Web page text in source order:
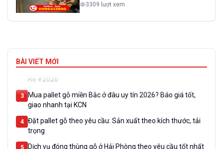
3309 lượt xem
BÀI VIẾT MỚI
8/2026
2
Dịch Vụ Bốc Xếp Hàng Hóa Tại Hà Nội Chuyên Nghiệp Giá
Rẻ #2026
3
Mua pallet gỗ miền Bắc ở đâu uy tín 2026? Báo giá tốt,
giao nhanh tại KCN
4
Đặt pallet gỗ theo yêu cầu: Sản xuất theo kích thước, tải
trọng
5
Dịch vụ đóng thùng gỗ ở Hải Phòng theo yêu cầu tốt nhất